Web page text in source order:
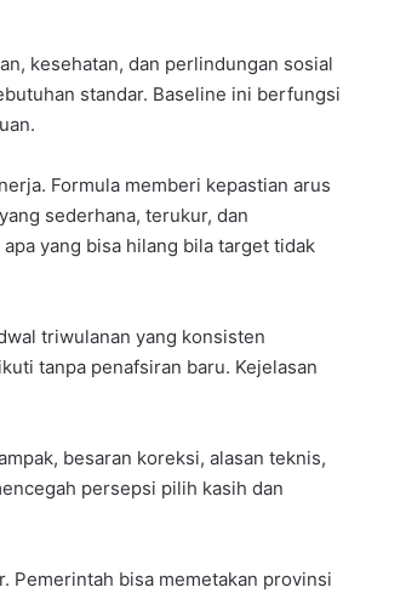
kesehatan, dan perlindungan sosial
standar. Baseline ini berfungsi
Formula memberi kepastian arus
sederhana, terukur, dan
yang bisa hilang bila target tidak
triwulanan yang konsisten
tanpa penafsiran baru. Kejelasan
besaran koreksi, alasan teknis,
persepsi pilih kasih dan
Pemerintah bisa memetakan provinsi